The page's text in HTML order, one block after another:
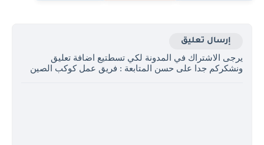
إرسال تعليق
يرجى الاشتراك في المدونة لكي تسطتيع اضافة تعليق
ونشكركم جدا على حسن المتابعة : فريق عمل كوكب الصين